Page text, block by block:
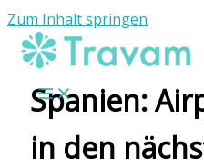
Zum Inhalt springen
Spanien:
in den